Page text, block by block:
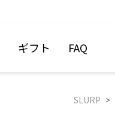
ギフト FAQ
SLURP >